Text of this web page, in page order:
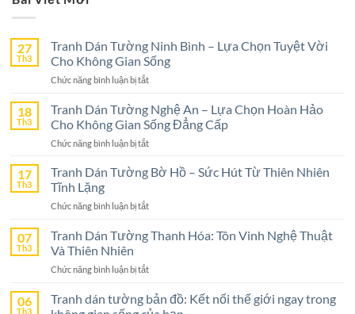
27
Th3
Tranh Dán Tường Ninh Bình – Lựa Chọn Tuyệt Vời
Cho Không Gian Sống
Chức năng bình luận bị tắtở
Dán
Tường
Ninh
Bình
Lựa
Không
Sống
18
Th3
Tranh Dán Tường Nghệ An – Lựa Chọn Hoàn Hảo
Cho Không Gian Sống Đẳng Cấp
Chức năng bình luận bị tắtở
Dán
An
Lựa
Không
17
Th3
Tranh Dán Tường Bờ Hồ – Sức Hút Từ Thiên Nhiên
Tĩnh Lặng
Chức năng bình luận bị tắtở
Dán
Hồ
Sức
07
Th3
Tranh Dán Tường Thanh Hóa: Tôn Vinh Nghệ Thuật
Và Thiên Nhiên
Chức năng bình luận bị tắtở
Dán
Tường
06
Th3
Tranh dán tường bản đồ: Kết nối thế giới ngay trong